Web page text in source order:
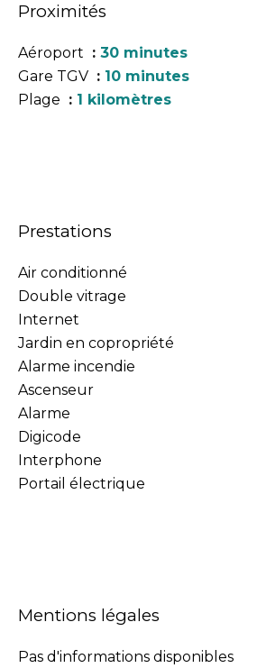
Proximités
Aéroport
30 minutes
Gare TGV
10 minutes
Plage
1 kilomètres
Prestations
Air conditionné
Double vitrage
Internet
Jardin en copropriété
Alarme incendie
Ascenseur
Alarme
Digicode
Interphone
Portail électrique
Mentions légales
Pas d'informations disponibles